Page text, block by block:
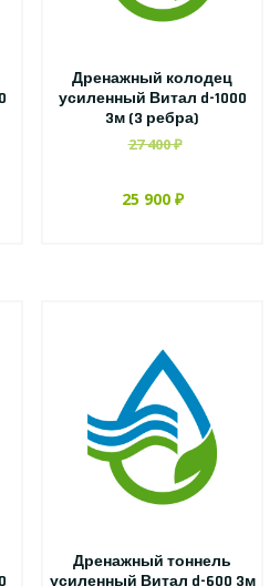
Дренажный колодец
усиленный Витал d-1000
3м (3 ребра)
27 400 ₽
25 900 ₽
Дренажный тоннель
усиленный Витал d-600 3м